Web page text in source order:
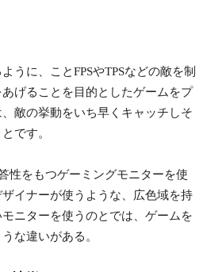
うに、ことFPSやTPSなどの敵を制
げることを目的としたゲームをプ
敵の挙動をいち早くキャッチしそ
です。
性をもつゲーミングモニターを使
イナーが使うような、広色域を持
ニターを使うのとでは、ゲームを
な違いがある。